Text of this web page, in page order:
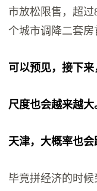
市放松限售，超
个城市调降二套
可以预见，接下来
尺度也会越来越大
天津，大概率也会
毕竟拼经济的时